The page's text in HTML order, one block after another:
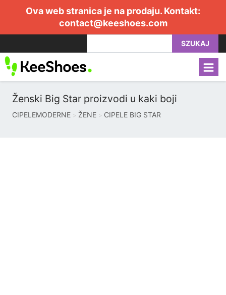
Ova web stranica je na prodaju. Kontakt:
contact@keeshoes.com
SZUKAJ
Ženski Big Star proizvodi u kaki boji
CIPELEMODERNE ŽENE CIPELE BIG STAR